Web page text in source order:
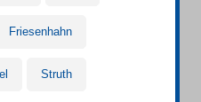
Friesenhahn
Struth